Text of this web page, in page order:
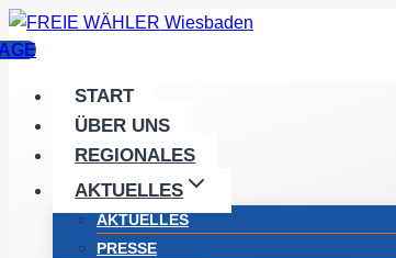
Zum
Inhalt
START
ÜBER UNS
REGIONALES
AKTUELLES
AKTUELLES
PRESSE